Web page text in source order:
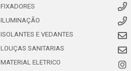
FIXADORES
ILUMINAÇÃO
ISOLANTES E VEDANTES
LOUÇAS SANITARIAS
MATERIAL ELETRICO